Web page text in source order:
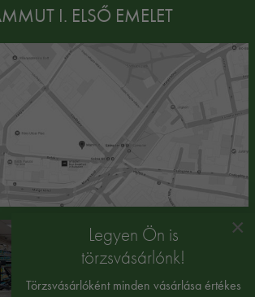
I. ELSŐ EMELET
×
Legyen Ön is
törzsvásárlónk!
Törzsvásárlóként minden vásárlása értékes